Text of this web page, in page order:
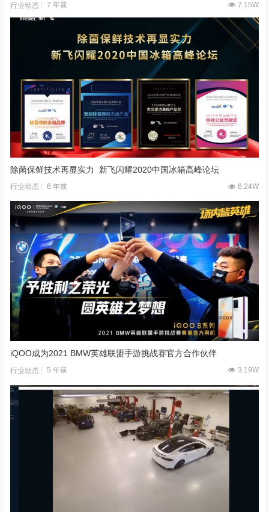
行业动态 7 年前 7.15W
除菌保鲜技术再显实力 新飞闪耀2020中国冰箱高峰论坛
行业动态 6 年前 6.24W
iQOO成为2021 BMW英雄联盟手游挑战赛官方合作伙伴
行业动态 5 年前 3.19W